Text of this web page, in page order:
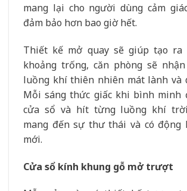
mang lại cho người dùng cảm
đảm bảo hơn bao giờ hết.
Thiết kế mở quay sẽ giúp tạo
khoảng trống, căn phòng sẽ
luồng khí thiên nhiên mát lành và
Mỗi sáng thức giấc khi bình minh
cửa sổ và hít từng luồng khí
mang đến sự thư thái và có động
mới.
Cửa sổ kính khung gỗ mở trượt